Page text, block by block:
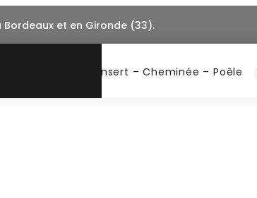
et en Gironde (33).
Insert – Cheminée – Poêle